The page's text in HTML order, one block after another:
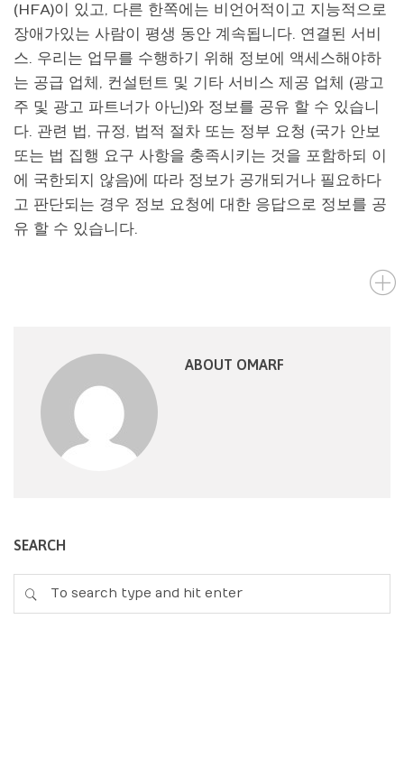
(HFA)이 있고, 다른 한쪽에는 비언어적이고 지능적으로
장애가있는 사람이 평생 동안 계속됩니다. 연결된 서비
스. 우리는 업무를 수행하기 위해 정보에 액세스해야하
는 공급 업체, 컨설턴트 및 기타 서비스 제공 업체 (광고
주 및 광고 파트너가 아닌)와 정보를 공유 할 수 있습니
다. 관련 법, 규정, 법적 절차 또는 정부 요청 (국가 안보
또는 법 집행 요구 사항을 충족시키는 것을 포함하되 이
에 국한되지 않음)에 따라 정보가 공개되거나 필요하다
고 판단되는 경우 정보 요청에 대한 응답으로 정보를 공
유 할 수 있습니다.
ABOUT OMARF
SEARCH